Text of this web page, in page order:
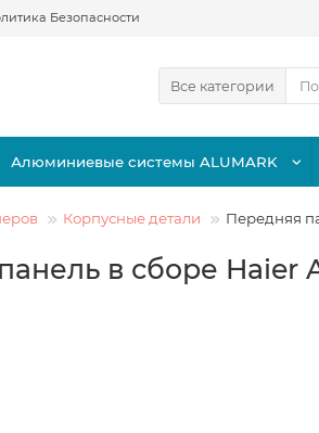
Безопасности
Все категории
Алюминиевые системы ALUMARK
Корпусные детали Передняя
в сборе Haier